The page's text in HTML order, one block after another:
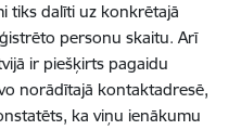
tiks dalīti uz konkrētajā
personu skaitu. Arī
ir piešķirts pagaidu
norādītajā kontaktadresē,
ka viņu ienākumu